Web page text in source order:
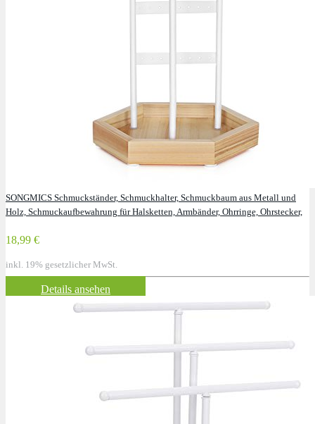
SONGMICS Schmuckständer, Schmuckhalter, Schmuckbaum aus Metall und
Holz, Schmuckaufbewahrung für Halsketten, Armbänder, Ohrringe, Ohrstecker,
18,99 €
inkl. 19% gesetzlicher MwSt.
Details ansehen